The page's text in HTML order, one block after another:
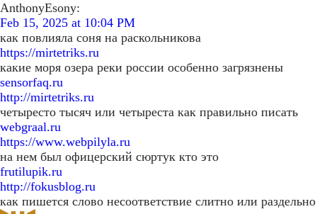
AnthonyEsony:
Feb 15, 2025 at 10:04 PM
как повлияла соня на раскольникова
https://mirtetriks.ru
какие моря озера реки россии особенно загрязнены
sensorfaq.ru
http://mirtetriks.ru
четыресто тысяч или четыреста как правильно писать
webgraal.ru
https://www.webpilyla.ru
на нем был офицерский сюртук кто это
frutilupik.ru
http://fokusblog.ru
как пишется слово несоответствие слитно или раздельно